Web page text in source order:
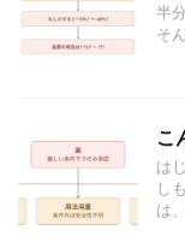
半
そ
こ
は
し
は